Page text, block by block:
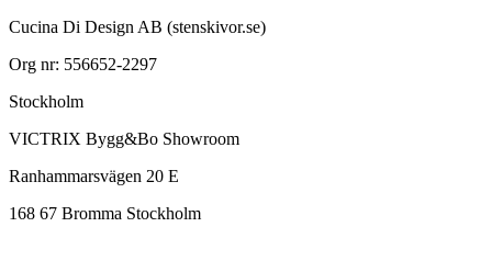
Cucina Di Design AB (stenskivor.se)
Org nr: 556652-2297
Stockholm
VICTRIX Bygg&Bo Showroom
Ranhammarsvägen 20 E
168 67 Bromma Stockholm